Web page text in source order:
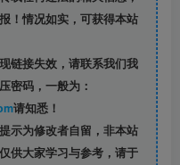
！情况如实，可获得本站
链接失效，请联系我们我
密码，一般为：
请知悉！
示为修改者自留， 非本站
供大家学习与参考，请于